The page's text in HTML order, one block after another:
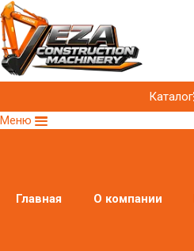
Каталог
Меню
Главная О компании